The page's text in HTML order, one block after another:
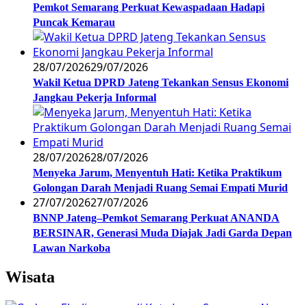
Pemkot Semarang Perkuat Kewaspadaan Hadapi
Puncak Kemarau
28/07/202629/07/2026
Wakil Ketua DPRD Jateng Tekankan Sensus Ekonomi
Jangkau Pekerja Informal
28/07/202628/07/2026
Menyeka Jarum, Menyentuh Hati: Ketika Praktikum
Golongan Darah Menjadi Ruang Semai Empati Murid
27/07/202627/07/2026
BNNP Jateng–Pemkot Semarang Perkuat ANANDA
BERSINAR, Generasi Muda Diajak Jadi Garda Depan
Lawan Narkoba
Wisata